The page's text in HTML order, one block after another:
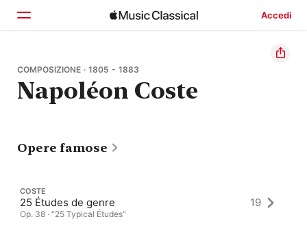
Accedi
Home
Scopri
COMPOSIZIONE · 1805 - 1883
Napoléon Coste
Opere famose
COSTE
25 Études de genre
Op. 38 · “25 Typical Études”
19